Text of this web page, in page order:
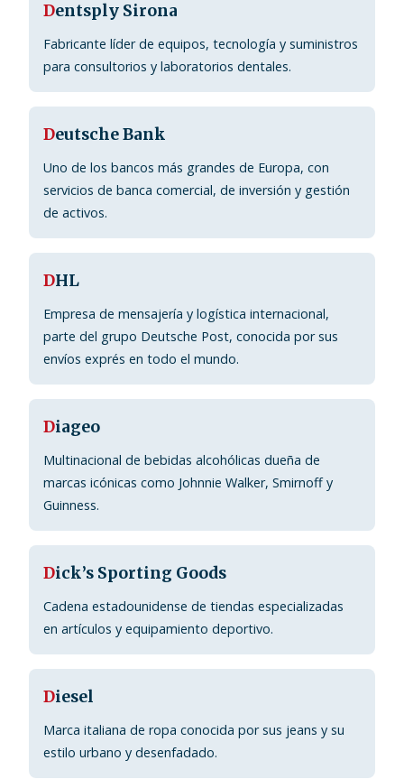
Dentsply Sirona
Fabricante líder de equipos, tecnología y suministros
para consultorios y laboratorios dentales.
Deutsche Bank
Uno de los bancos más grandes de Europa, con
servicios de banca comercial, de inversión y gestión
de activos.
DHL
Empresa de mensajería y logística internacional,
parte del grupo Deutsche Post, conocida por sus
envíos exprés en todo el mundo.
Diageo
Multinacional de bebidas alcohólicas dueña de
marcas icónicas como Johnnie Walker, Smirnoff y
Guinness.
Dick’s Sporting Goods
Cadena estadounidense de tiendas especializadas
en artículos y equipamiento deportivo.
Diesel
Marca italiana de ropa conocida por sus jeans y su
estilo urbano y desenfadado.